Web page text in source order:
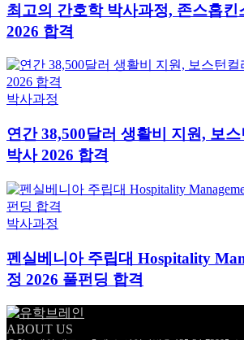
최고의 간호학 박사과정, 존스홉
2026 합격
박사과정
연간 38,500달러 생활비 지원, 보
박사 2026 합격
박사과정
펜실베니아 주립대 Hospitality
정 2026 풀펀딩 합격
ABOUT US